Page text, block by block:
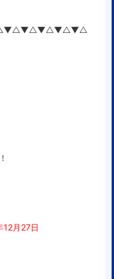
月27日